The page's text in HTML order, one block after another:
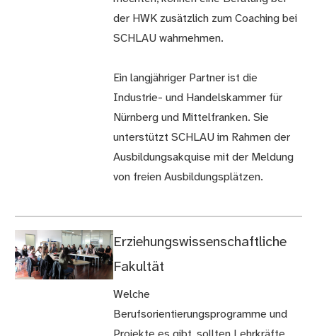
der HWK zusätzlich zum Coaching bei
SCHLAU wahrnehmen.
Ein langjähriger Partner ist die
Industrie- und Handelskammer für
Nürn­berg und Mittel­franken. Sie
unterstützt SCHLAU im Rahmen der
Ausbil­dungs­akquise mit der Meldung
von freien Ausbildungsplätzen.
Erziehungswissenschaftliche
Fakultät
Welche
Berufsorientierungsprogramme und